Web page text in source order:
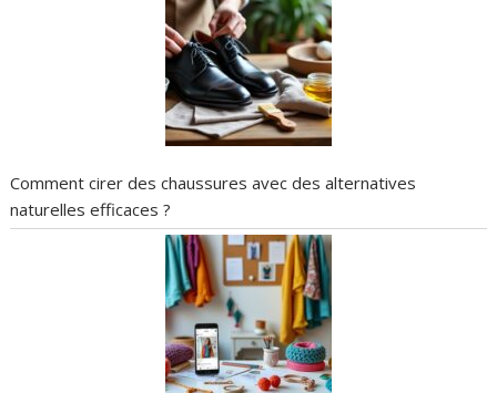
Comment cirer des chaussures avec des alternatives
naturelles efficaces ?